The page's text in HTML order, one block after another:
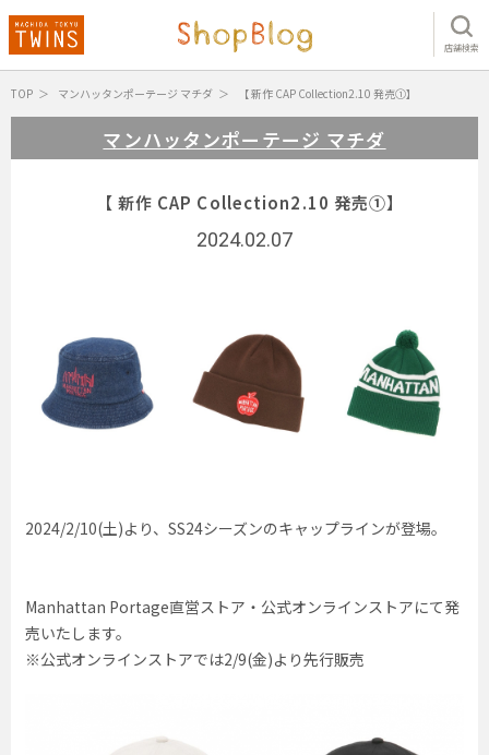
店舗検索
TOP マンハッタンポーテージ マチダ 【 新作 CAP Collection2.10 発売①】
マンハッタンポーテージ マチダ
【 新作 CAP Collection2.10 発売①】
2024.02.07
2024/2/10(土)より、SS24シーズンのキャップラインが登場。
Manhattan Portage直営ストア・公式オンラインストアにて発
売いたします。
※公式オンラインストアでは2/9(金)より先行販売